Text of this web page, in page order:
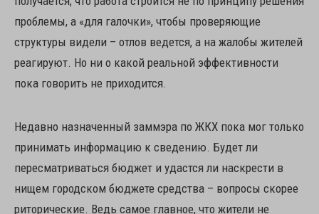
проблемы, а «для галочки», чтобы проверяющие
структуры видели – отлов ведется, а на жалобы жителей
реагируют. Но ни о какой реальной эффективности
пока говорить не приходится.
Недавно назначенный заммэра по ЖКХ пока мог только
принимать информацию к сведению. Будет ли
пересматриваться бюджет и удастся ли наскрести в
нищем городском бюджете средства – вопросы скорее
риторические. Ведь самое главное, что жители не